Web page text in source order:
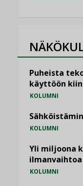
Puheista
käyttöön
KOLUMNI
KOLUMNI
Yli miljoona
ilmanvaihtoa
KOLUMNI